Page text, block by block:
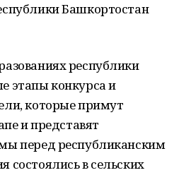
Башкортостан
республики
этапы конкурса и
которые примут
и представят
перед республиканским
в сельских